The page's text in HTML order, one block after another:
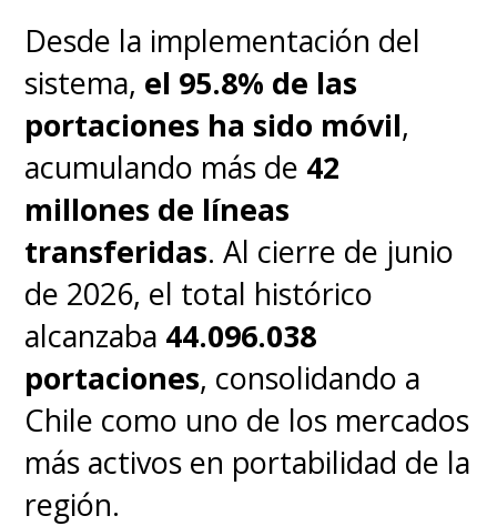
Desde la implementación del
sistema, el 95.8% de las
portaciones ha sido móvil,
acumulando más de 42
millones de líneas
transferidas. Al cierre de junio
de 2026, el total histórico
alcanzaba 44.096.038
portaciones, consolidando a
Chile como uno de los mercados
más activos en portabilidad de la
región.